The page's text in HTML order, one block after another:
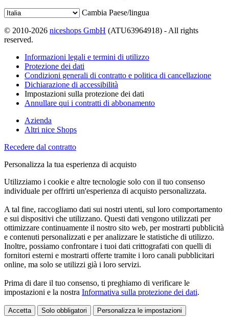
Cambia Paese/lingua
© 2010-2026 niceshops GmbH (ATU63964918) - All rights
reserved.
Informazioni legali e termini di utilizzo
Protezione dei dati
Condizioni generali di contratto e politica di cancellazione
Dichiarazione di accessibilità
Impostazioni sulla protezione dei dati
Annullare qui i contratti di abbonamento
Azienda
Altri nice Shops
Recedere dal contratto
Personalizza la tua esperienza di acquisto
Utilizziamo i cookie e altre tecnologie solo con il tuo consenso
individuale per offrirti un'esperienza di acquisto personalizzata.
A tal fine, raccogliamo dati sui nostri utenti, sul loro comportamento
e sui dispositivi che utilizzano. Questi dati vengono utilizzati per
ottimizzare continuamente il nostro sito web, per mostrarti pubblicità
e contenuti personalizzati e per analizzare le statistiche di utilizzo.
Inoltre, possiamo confrontare i tuoi dati crittografati con quelli di
fornitori esterni e mostrarti offerte tramite i loro canali pubblicitari
online, ma solo se utilizzi già i loro servizi.
Prima di dare il tuo consenso, ti preghiamo di verificare le
impostazioni e la nostra Informativa sulla protezione dei dati.
Accetta Solo obbligatori Personalizza le impostazioni